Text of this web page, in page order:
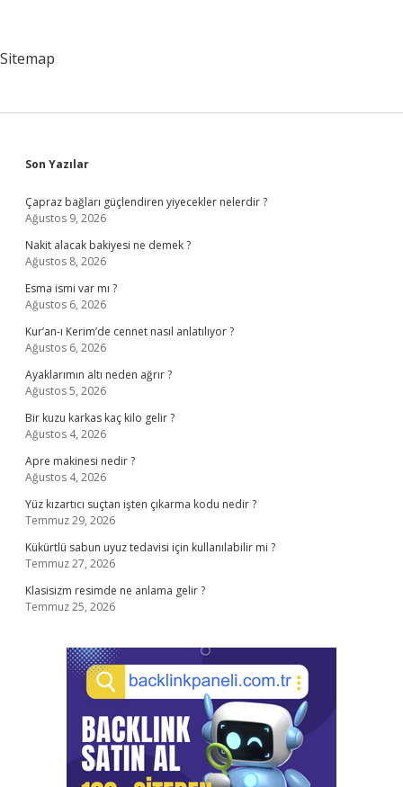
Sitemap
Sidebar
Son Yazılar
Çapraz bağları güçlendiren yiyecekler nelerdir ?
Ağustos 9, 2026
Nakit alacak bakiyesi ne demek ?
Ağustos 8, 2026
Esma ismi var mı ?
Ağustos 6, 2026
Kur’an-ı Kerim’de cennet nasıl anlatılıyor ?
Ağustos 6, 2026
Ayaklarımın altı neden ağrır ?
Ağustos 5, 2026
Bir kuzu karkas kaç kilo gelir ?
Ağustos 4, 2026
Apre makinesi nedir ?
Ağustos 4, 2026
Yüz kızartıcı suçtan işten çıkarma kodu nedir ?
Temmuz 29, 2026
Kükürtlü sabun uyuz tedavisi için kullanılabilir mi ?
Temmuz 27, 2026
Klasisizm resimde ne anlama gelir ?
Temmuz 25, 2026